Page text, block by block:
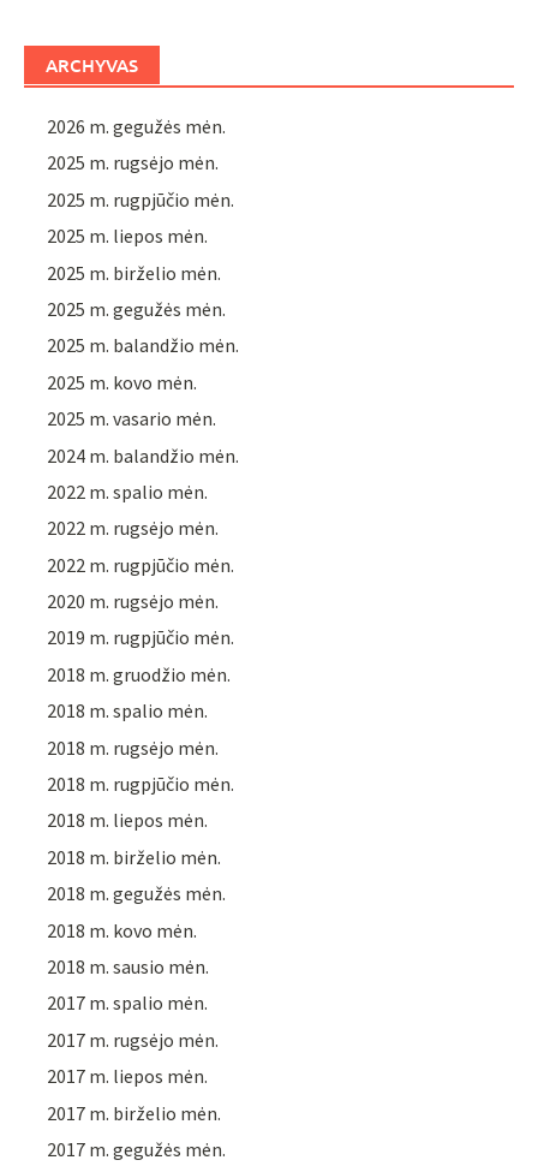
ARCHYVAS
2026 m. gegužės mėn.
2025 m. rugsėjo mėn.
2025 m. rugpjūčio mėn.
2025 m. liepos mėn.
2025 m. birželio mėn.
2025 m. gegužės mėn.
2025 m. balandžio mėn.
2025 m. kovo mėn.
2025 m. vasario mėn.
2024 m. balandžio mėn.
2022 m. spalio mėn.
2022 m. rugsėjo mėn.
2022 m. rugpjūčio mėn.
2020 m. rugsėjo mėn.
2019 m. rugpjūčio mėn.
2018 m. gruodžio mėn.
2018 m. spalio mėn.
2018 m. rugsėjo mėn.
2018 m. rugpjūčio mėn.
2018 m. liepos mėn.
2018 m. birželio mėn.
2018 m. gegužės mėn.
2018 m. kovo mėn.
2018 m. sausio mėn.
2017 m. spalio mėn.
2017 m. rugsėjo mėn.
2017 m. liepos mėn.
2017 m. birželio mėn.
2017 m. gegužės mėn.